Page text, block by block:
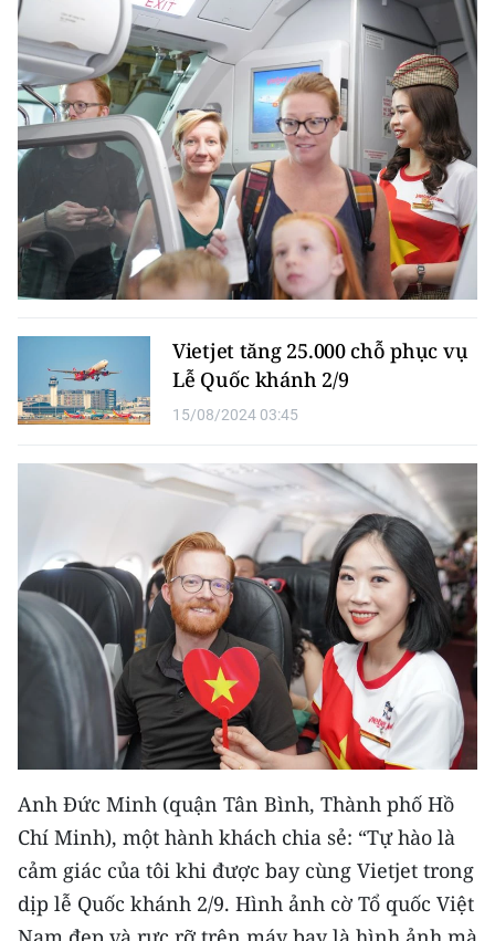
TIN ĐỊA PHƯƠNG
Trung du và miền núi phía Bắc
Đồng bằng sông Hồng
Bắc Trung Bộ
Duyên hải Nam Trung Bộ và Tây
Nguyên
Đông Nam Bộ
Đồng bằng sông Cửu Long
Chuyên trang Hà Nội
CÁC CHUYÊN TRANG
VỀ BÁO NHÂN DÂN
THỜI NAY
NHÂN DÂN CUỐI TUẦN
NHÂN DÂN HẰNG THÁNG
MUA BÁO
ĐỌC BÁO IN
Vietjet tăng 25.000 chỗ phục vụ
Lễ Quốc khánh 2/9
15/08/2024 03:45
Anh Đức Minh (quận Tân Bình, Thành phố Hồ
Chí Minh), một hành khách chia sẻ: “Tự hào là
cảm giác của tôi khi được bay cùng Vietjet trong
dịp lễ Quốc khánh 2/9. Hình ảnh cờ Tổ quốc Việt